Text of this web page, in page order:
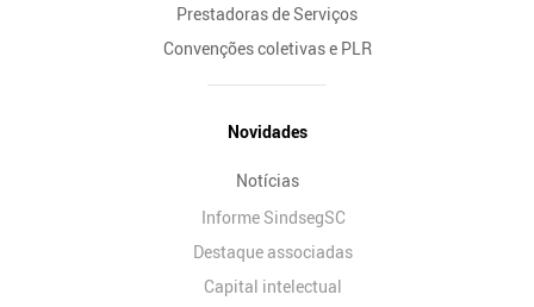
Prestadoras de Serviços
Convenções coletivas e PLR
Novidades
Notícias
Informe SindsegSC
Destaque associadas
Capital intelectual